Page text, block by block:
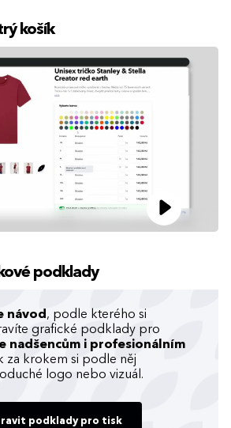
košík
podklady
návod , podle kterého si
grafické podklady pro
nadšencům i profesionálním
za krokem si podle něj
logo nebo vizuál.
podklady pro tisk